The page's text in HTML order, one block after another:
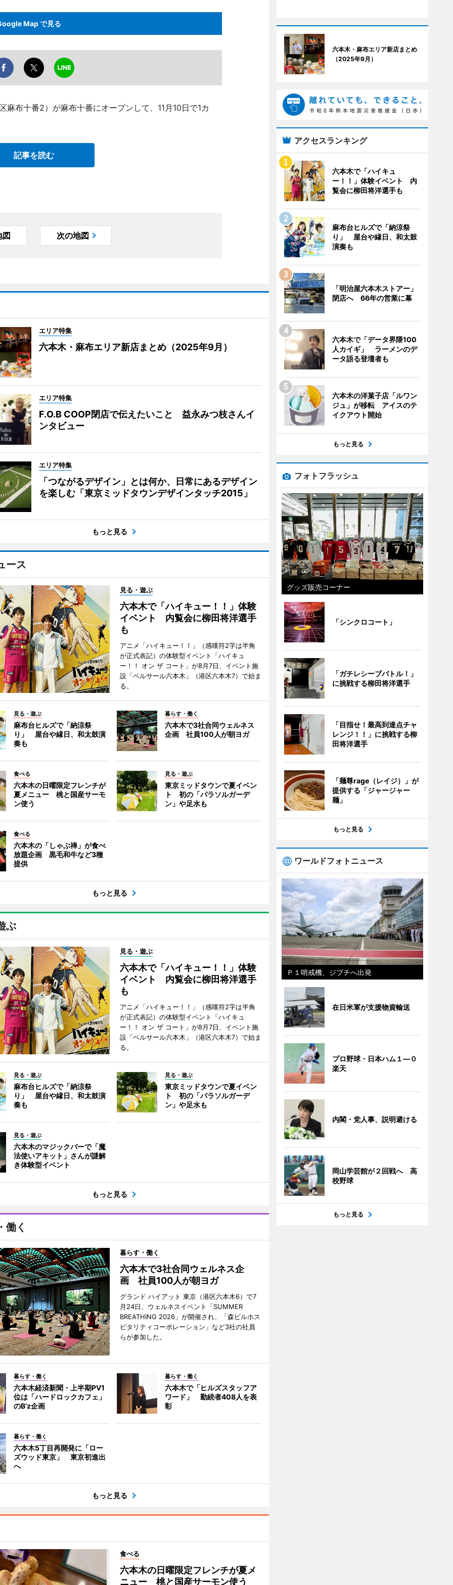
Map で見る
布十番2）が麻布十番にオープンして、11月10日で1カ
記事を読む
図 次の地図
エリア特集
六本木・麻布エリア新店まとめ（2025年9月）
エリア特集
F.O.B COOP閉店で伝えたいこと 益永みつ枝さんイ
ンタビュー
エリア特集
「つながるデザイン」とは何か、日常にあるデザイン
を楽しむ「東京ミッドタウンデザインタッチ2015」
もっと見る
ース
見る・遊ぶ
六本木で「ハイキュー！！」体験
イベント 内覧会に柳田将洋選手
も
アニメ「ハイキュー！！」（感嘆符2字は半角
が正式表記）の体験型イベント「ハイキュ
ー！！ オン ザ コート」が8月7日、イベント施
設「ベルサール六本木」（港区六本木7）で始ま
る。
見る・遊ぶ
麻布台ヒルズで「納涼祭
り」 屋台や縁日、和太鼓演
奏も
暮らす・働く
六本木で3社合同ウェルネス
企画 社員100人が朝ヨガ
食べる
六本木の日曜限定フレンチが
夏メニュー 桃と国産サーモ
ン使う
見る・遊ぶ
東京ミッドタウンで夏イベン
ト 初の「パラソルガーデ
ン」や足水も
食べる
六本木の「しゃぶ禅」が食べ
放題企画 黒毛和牛など3種
提供
もっと見る
ぶ
見る・遊ぶ
六本木で「ハイキュー！！」体験
イベント 内覧会に柳田将洋選手
も
アニメ「ハイキュー！！」（感嘆符2字は半角
が正式表記）の体験型イベント「ハイキュ
ー！！ オン ザ コート」が8月7日、イベント施
設「ベルサール六本木」（港区六本木7）で始ま
る。
見る・遊ぶ
麻布台ヒルズで「納涼祭
り」 屋台や縁日、和太鼓演
奏も
見る・遊ぶ
東京ミッドタウンで夏イベン
ト 初の「パラソルガーデ
ン」や足水も
見る・遊ぶ
六本木のマジックバーで「魔
法使いアキット」さんが謎解
き体験型イベント
もっと見る
働く
暮らす・働く
六本木で3社合同ウェルネス企
画 社員100人が朝ヨガ
グランド ハイアット 東京（港区六本木6）で7
月24日、ウェルネスイベント「SUMMER
BREATHING 2026」が開催され、「森ビルホス
ピタリティコーポレーション」など3社の社員
らが参加した。
暮らす・働く
六本木経済新聞・上半期PV1
位は「ハードロックカフェ」
のB’z企画
暮らす・働く
六本木で「ヒルズスタッフア
ワード」 勤続者408人を表
彰
暮らす・働く
六本木5丁目再開発に「ロー
ズウッド東京」 東京初進出
へ
もっと見る
食べる
六本木の日曜限定フレンチが夏メ
ニュー 桃と国産サーモン使う
六本木・麻布エリア新店まとめ
（2025年9月）
アクセスランキング
六本木で「ハイキュ
ー！！」体験イベント 内
覧会に柳田将洋選手も
麻布台ヒルズで「納涼祭
り」 屋台や縁日、和太鼓
演奏も
「明治屋六本木ストアー」
閉店へ 66年の営業に幕
六本木で「データ界隈100
人カイギ」 ラーメンのデ
ータ語る登壇者も
六本木の洋菓子店「ルワン
ジュ」が移転 アイスのテ
イクアウト開始
もっと見る
フォトフラッシュ
グッズ販売コーナー
「シンクロコート」
「ガチレシーブバトル！」
に挑戦する柳田将洋選手
「目指せ！最高到達点チャ
レンジ！！」に挑戦する柳
田将洋選手
「麺尊rage（レイジ）」が
提供する「ジャージャー
麺」
もっと見る
ワールドフォトニュース
Ｐ１哨戒機、ジブチへ出発
在日米軍が支援物資輸送
プロ野球・日本ハム１―０
楽天
内閣・党人事、説明避ける
岡山学芸館が２回戦へ 高
校野球
もっと見る